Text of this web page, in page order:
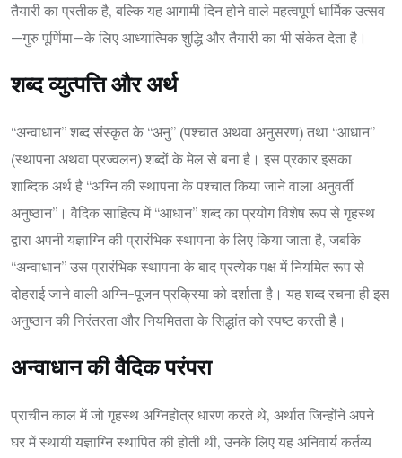
तैयारी का प्रतीक है, बल्कि यह आगामी दिन होने वाले महत्वपूर्ण धार्मिक उत्सव
—गुरु पूर्णिमा—के लिए आध्यात्मिक शुद्धि और तैयारी का भी संकेत देता है।
शब्द व्युत्पत्ति और अर्थ
“अन्वाधान” शब्द संस्कृत के “अनु” (पश्चात अथवा अनुसरण) तथा “आधान”
(स्थापना अथवा प्रज्वलन) शब्दों के मेल से बना है। इस प्रकार इसका
शाब्दिक अर्थ है “अग्नि की स्थापना के पश्चात किया जाने वाला अनुवर्ती
अनुष्ठान”। वैदिक साहित्य में “आधान” शब्द का प्रयोग विशेष रूप से गृहस्थ
द्वारा अपनी यज्ञाग्नि की प्रारंभिक स्थापना के लिए किया जाता है, जबकि
“अन्वाधान” उस प्रारंभिक स्थापना के बाद प्रत्येक पक्ष में नियमित रूप से
दोहराई जाने वाली अग्नि-पूजन प्रक्रिया को दर्शाता है। यह शब्द रचना ही इस
अनुष्ठान की निरंतरता और नियमितता के सिद्धांत को स्पष्ट करती है।
अन्वाधान की वैदिक परंपरा
प्राचीन काल में जो गृहस्थ अग्निहोत्र धारण करते थे, अर्थात जिन्होंने अपने
घर में स्थायी यज्ञाग्नि स्थापित की होती थी, उनके लिए यह अनिवार्य कर्तव्य